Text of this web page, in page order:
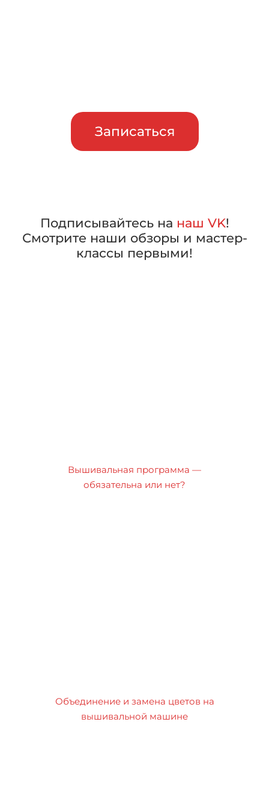
Записаться
Подписывайтесь на наш VK!
Смотрите наши обзоры и мастер-
классы первыми!
Вышивальная программа —
обязательна или нет?
Объединение и замена цветов на
вышивальной машине